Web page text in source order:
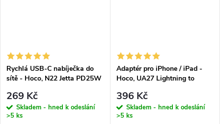
Rychlá USB-C nabíječka do
sítě - Hoco, N22 Jetta PD25W
269 Kč
Skladem - hned k odeslání
>5 ks
Adaptér pro iPhone / iPad -
Hoco, UA27 Lightning to
396 Kč
Skladem - hned k odeslání
>5 ks